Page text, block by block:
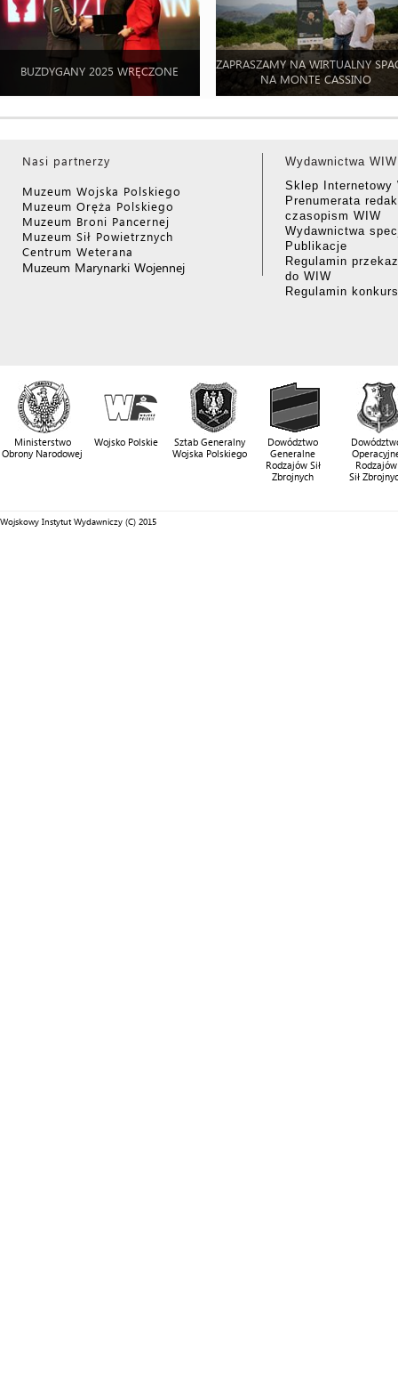
BUZDYGANY 2025 WRĘCZONE
ZAPRASZAMY NA WIRTUALNY
NA MONTE CASSINO
Nasi partnerzy
Muzeum Wojska Polskiego
Muzeum Oręża Polskiego
Muzeum Broni Pancernej
Muzeum Sił Powietrznych
Centrum Weterana
Muzeum Marynarki Wojennej
Wydawnictwa WIW
Sklep Internetowy
Prenumerata
czasopism WIW
Wydawnictwa
Publikacje
Regulamin
do WIW
Regulamin
Ministerstwo
Obrony Narodowej
Wojsko Polskie
Sztab Generalny
Wojska Polskiego
Dowództwo
Generalne
Rodzajów Sił
Zbrojnych
Rodzajów
Sił
Wojskowy Instytut Wydawniczy (C) 2015